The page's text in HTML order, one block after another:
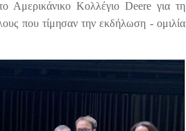
Αμερικάνικο Κολλέγιο Deere για τη
που τίμησαν την εκδήλωση - ομιλία